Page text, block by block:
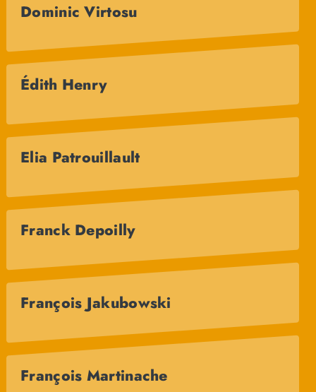
Dominic Virtosu
Édith Henry
Elia Patrouillault
Franck Depoilly
François Jakubowski
François Martinache